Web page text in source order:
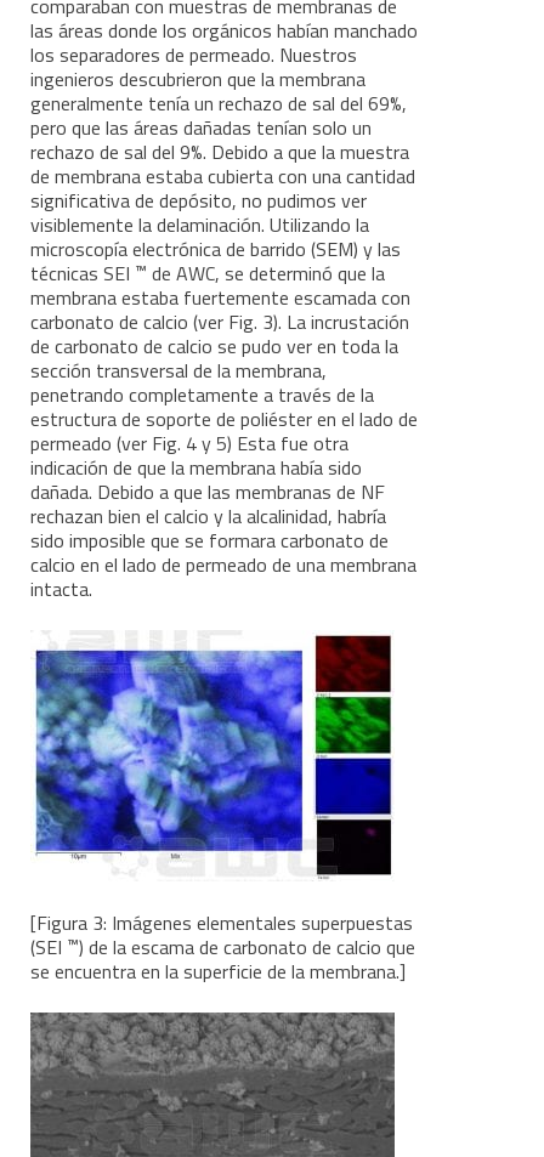
comparaban con muestras de membranas de
las áreas donde los orgánicos habían manchado
los separadores de permeado. Nuestros
ingenieros descubrieron que la membrana
generalmente tenía un rechazo de sal del 69%,
pero que las áreas dañadas tenían solo un
rechazo de sal del 9%. Debido a que la muestra
de membrana estaba cubierta con una cantidad
significativa de depósito, no pudimos ver
visiblemente la delaminación. Utilizando la
microscopía electrónica de barrido (SEM) y las
técnicas SEI ™ de AWC, se determinó que la
membrana estaba fuertemente escamada con
carbonato de calcio (ver Fig. 3). La incrustación
de carbonato de calcio se pudo ver en toda la
sección transversal de la membrana,
penetrando completamente a través de la
estructura de soporte de poliéster en el lado de
permeado (ver Fig. 4 y 5) Esta fue otra
indicación de que la membrana había sido
dañada. Debido a que las membranas de NF
rechazan bien el calcio y la alcalinidad, habría
sido imposible que se formara carbonato de
calcio en el lado de permeado de una membrana
intacta.
[Figura 3: Imágenes elementales superpuestas
(SEI ™) de la escama de carbonato de calcio que
se encuentra en la superficie de la membrana.]